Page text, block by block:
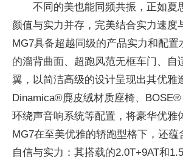
不同的美也能同频共振，正如夏
颜值与实力并存，完美结合实力速度
MG7具备超越同级的产品实力和配置
的溜背曲面、超跑风范无框车门、自
翼，以简洁高级的设计呈现出其优雅
Dinamica®麂皮绒材质座椅、
环绕声音响系统等配置，将豪华优雅
MG7在至美优雅的轿跑型格下，还蕴
自信与实力：其搭载的2.0T+9AT和